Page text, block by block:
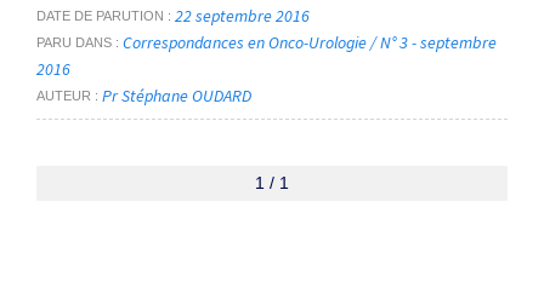
RECHERCHER
DATE DE PARUTION 22 septembre 2016
PARU DANS
Correspondances en Onco-Urologie / N° 3 - septembre
2016
AUTEUR Pr Stéphane OUDARD
1 / 1